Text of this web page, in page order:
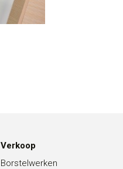
Verkoop
Borstelwerken